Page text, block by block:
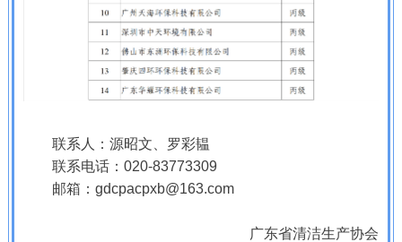
联系人：源昭文、罗彩韫
联系电话：020-83773309
邮箱：gdcpacpxb@163.com
广东省清洁生产协会